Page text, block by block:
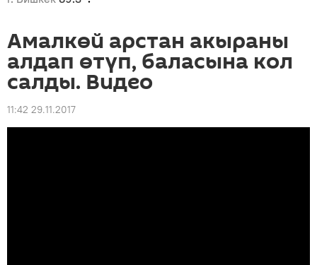
Амалкөй арстан акыраны
алдап өтүп, баласына кол
салды. Видео
11:42 29.11.2017